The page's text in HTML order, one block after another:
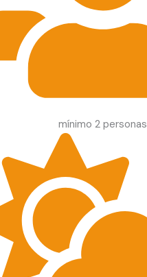
mínimo 2 personas